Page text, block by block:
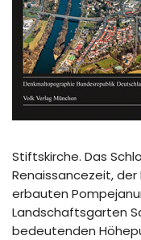
Stiftskirche. Das
Renaissancezeit, der
erbauten
Landschaftsgarten
bedeutenden